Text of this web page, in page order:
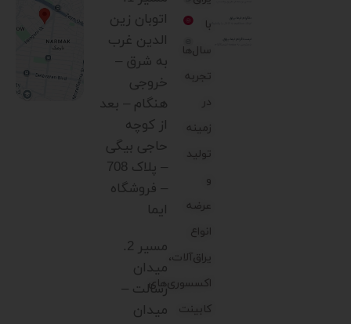
با
سال‌ها
تجربه
در
زمینه
تولید
و
عرضه
انواع
یراق‌آلات،
اکسسوری‌های
کابینت
اتوبان زین
الدین غرب
به شرق –
خروجی
هنگام – بعد
از کوچه
حاجی بیگی
– پلاک 708
– فروشگاه
ایما
مسیر 2.
میدان
رسالت –
میدان